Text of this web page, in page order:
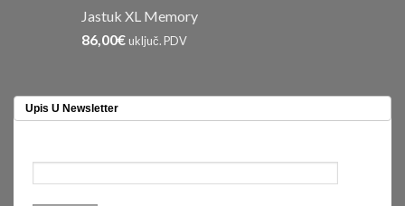
Jastuk XL Memory
86,00€ uključ. PDV
Upis U Newsletter